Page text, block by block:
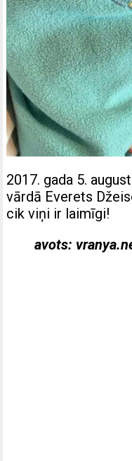
2017. gada 5.
vārdā Everets
cik viņi ir laimīgi!
avots: